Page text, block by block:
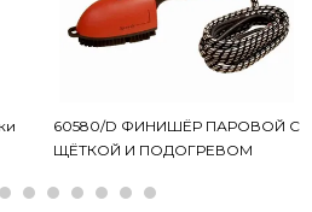
60580/D ФИНИШЁР ПАРОВОЙ С
ЩЁТКОЙ И ПОДОГРЕВОМ